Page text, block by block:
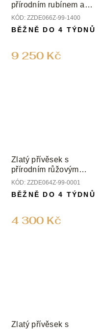
přírodním rubínem a
diamanty
KÓD: ZZDE066Z-99-1400
9 250 Kč
BĚŽNĚ DO 4 TÝDNŮ
Zlatý přívěsek s
přírodním růžovým
safírem
KÓD: ZZDE064Z-99-0001
4 300 Kč
BĚŽNĚ DO 4 TÝDNŮ
Zlatý přívěsek s